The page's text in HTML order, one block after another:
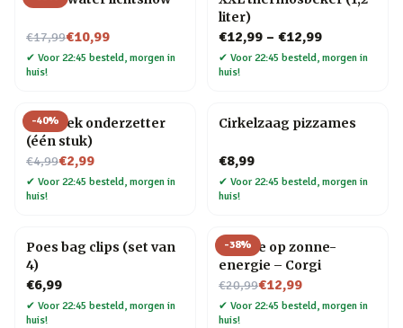
€17,99
Nu voor€10,99
✔ Voor 22:45 besteld, morgen in
huis!
liter)
€12,99 – €12,99
✔ Voor 22:45 besteld, morgen in
huis!
-40%
Mozaïek onderzetter
(één stuk)
€4,99
Nu voor€2,99
✔ Voor 22:45 besteld, morgen in
huis!
Cirkelzaag pizzames
€8,99
✔ Voor 22:45 besteld, morgen in
huis!
Poes bag clips (set van
4)
€6,99
✔ Voor 22:45 besteld, morgen in
huis!
-38%
Hondje op zonne-
energie – Corgi
€20,99
Nu voor€12,99
✔ Voor 22:45 besteld, morgen in
huis!